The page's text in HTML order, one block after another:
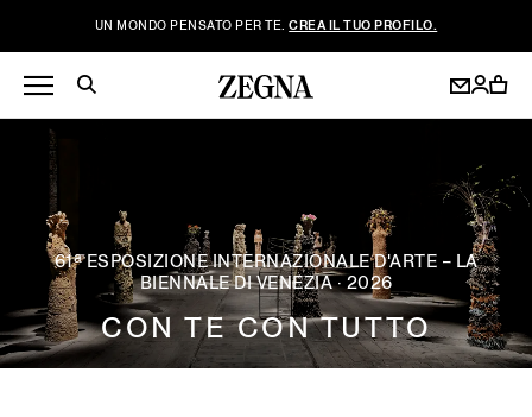
UN MONDO PENSATO PER TE.CREA IL TUO PROFILO.
61ª ESPOSIZIONE INTERNAZIONALE D'ARTE – LA
BIENNALE DI VENEZIA · 2026
CON TE CON TUTTO